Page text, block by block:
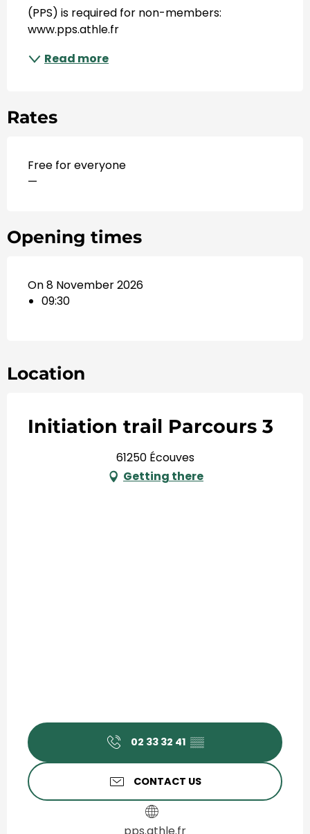
(PPS) is required for non-members:
www.pps.athle.fr
Read more
Rates
Free for everyone
—
Opening times
On 8 November 2026
09:30
Location
Initiation trail Parcours 3
61250 Écouves
Getting there
02 33 32 41 ▒▒
CONTACT US